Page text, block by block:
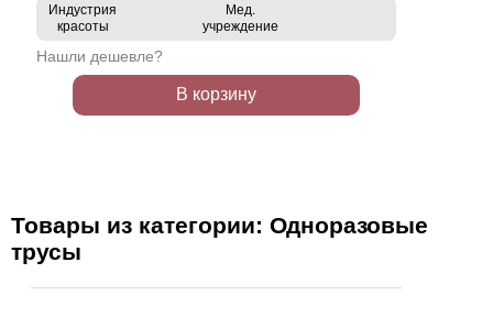
Индустрия
красоты
Мед.
учреждение
Нашли дешевле?
В корзину
Товары из категории: Одноразовые
трусы